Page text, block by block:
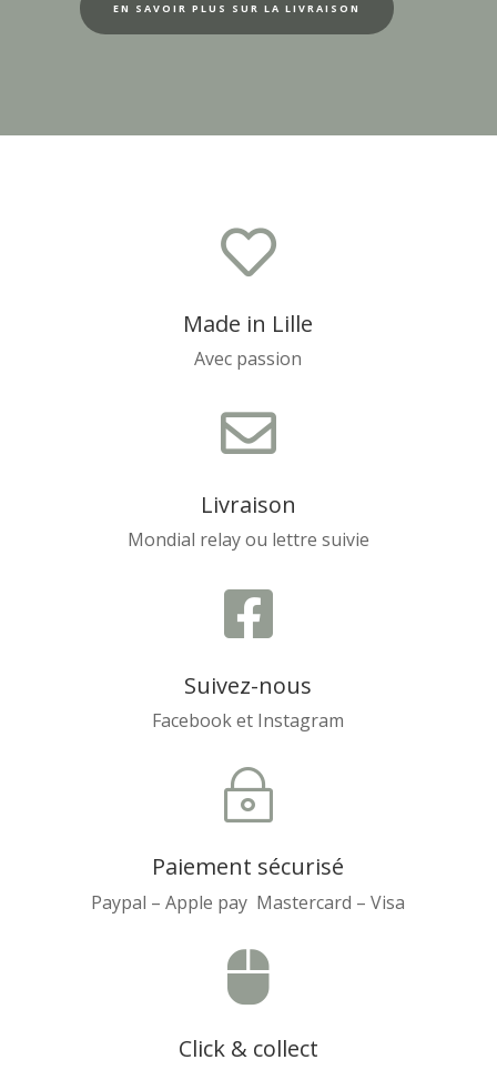
EN SAVOIR PLUS SUR LA LIVRAISON

Made in Lille
Avec passion

Livraison
Mondial relay ou lettre suivie

Suivez-nous
Facebook et Instagram
~
Paiement sécurisé
Paypal – Apple pay Mastercard – Visa

Click & collect